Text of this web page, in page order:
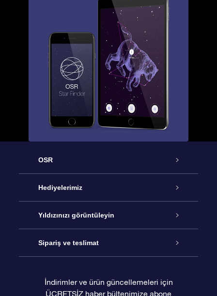
OSR
Hizmet
İletişim
Blogu
Hediyelerimiz
Çevrimiçi Yıldız Hediyesi
OSR Hediye Paketi
Yıldızınızı görüntüleyin
Star Register
Sipariş ve teslimat
İndirimler ve ürün güncellemeleri için
ÜCRETSİZ haber bültenimize abone